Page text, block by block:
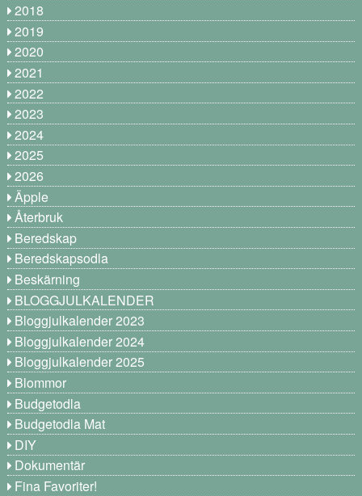
2018
2019
2020
2021
2022
2023
2024
2025
2026
Äpple
Återbruk
Beredskap
Beredskapsodla
Beskärning
BLOGGJULKALENDER
Bloggjulkalender 2023
Bloggjulkalender 2024
Bloggjulkalender 2025
Blommor
Budgetodla
Budgetodla Mat
DIY
Dokumentär
Fina Favoriter!